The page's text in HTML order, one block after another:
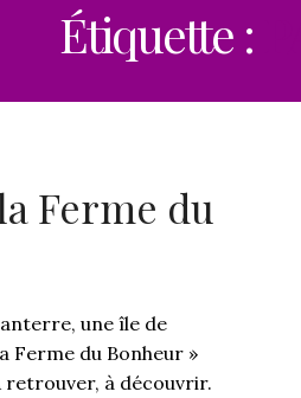
Étiquette :
Ferme du
une île de
Ferme du Bonheur »
retrouver, à découvrir.